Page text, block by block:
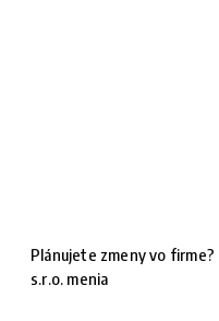
Plánujete zmeny vo
s.r.o. menia